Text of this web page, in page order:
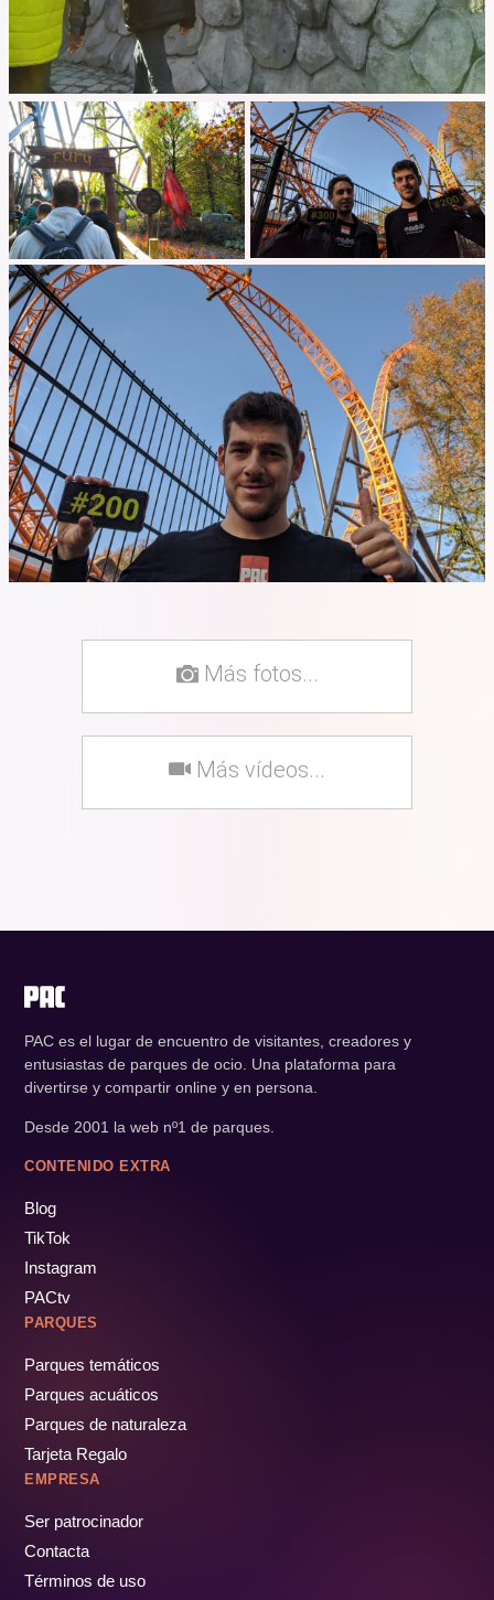
Más fotos...
Más vídeos...
PAC es el lugar de encuentro de visitantes, creadores y
entusiastas de parques de ocio. Una plataforma para
divertirse y compartir online y en persona.
Desde 2001 la web nº1 de parques.
CONTENIDO EXTRA
Blog
TikTok
Instagram
PACtv
PARQUES
Parques temáticos
Parques acuáticos
Parques de naturaleza
Tarjeta Regalo
EMPRESA
Ser patrocinador
Contacta
Términos de uso